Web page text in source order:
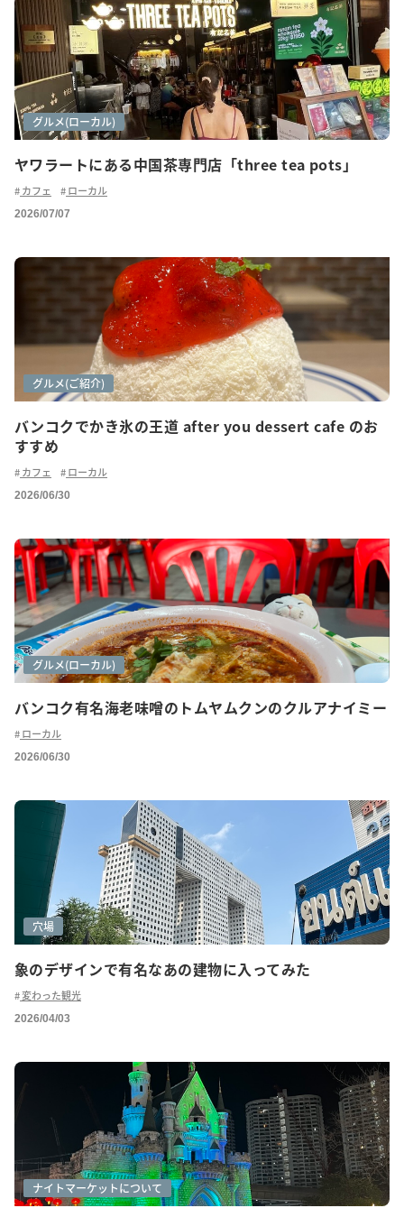
ヤワラートにある中国茶専門店「three tea pots」
カフェ巡り
グルメ(ご紹介)
グルメ(ローカル)
カフェ ローカル
2026/07/07
バンコクでかき氷の王道 after you dessert cafe のお
すすめ
カフェ巡り
グルメ
グルメ(ご紹介)
カフェ ローカル
2026/06/30
バンコク有名海老味噌のトムヤムクンのクルアナイミー
グルメ
グルメ(ご紹介)
グルメ(ローカル)
ローカル
2026/06/30
象のデザインで有名なあの建物に入ってみた
穴場
変わった観光
2026/04/03
グルメ(ローカル)
ショッピング
ナイトマーケットについて